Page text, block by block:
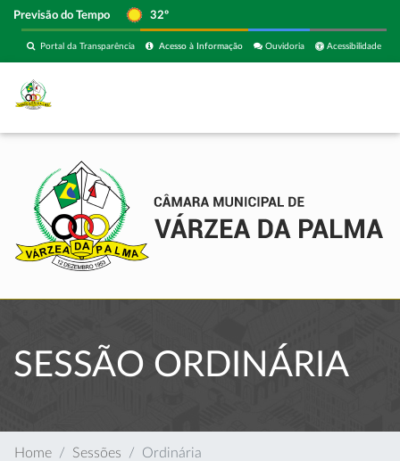
Previsão do Tempo 32º
Acessibilidade
Ouvidoria
Acesso à Informação
Portal da Transparência
SESSÃO ORDINÁRIA
Home Sessões Ordinária